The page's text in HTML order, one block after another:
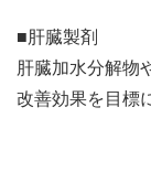
■肝臓製剤
肝臓加水分解物
改善効果を目標